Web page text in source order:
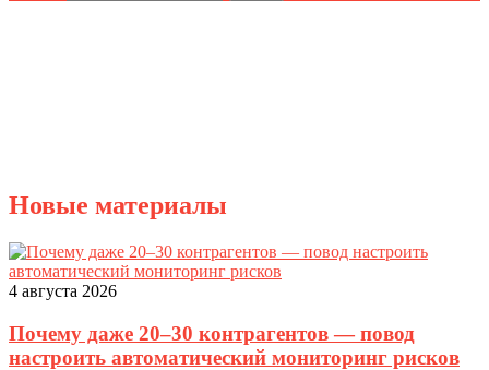
Новые материалы
4 августа 2026
Почему даже 20–30 контрагентов — повод
настроить автоматический мониторинг рисков